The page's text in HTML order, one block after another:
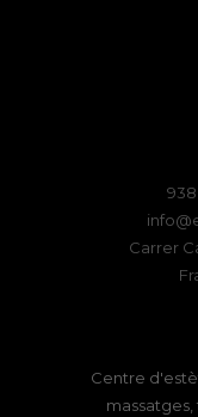
938
Carrer
Centre